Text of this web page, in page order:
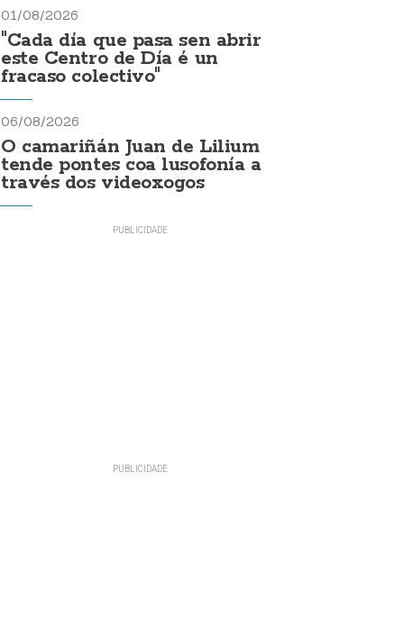
01/08/2026
"Cada día que pasa sen abrir
este Centro de Día é un
fracaso colectivo"
06/08/2026
O camariñán Juan de Lilium
tende pontes coa lusofonía a
través dos videoxogos